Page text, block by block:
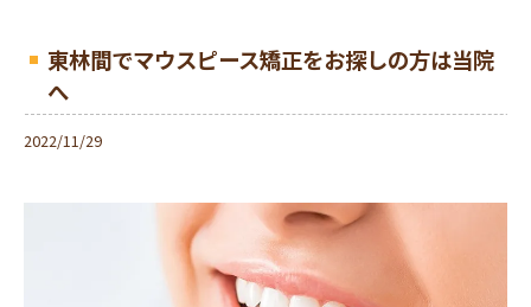
東林間でマウスピース矯正をお探しの方は当院
へ
2022/11/29